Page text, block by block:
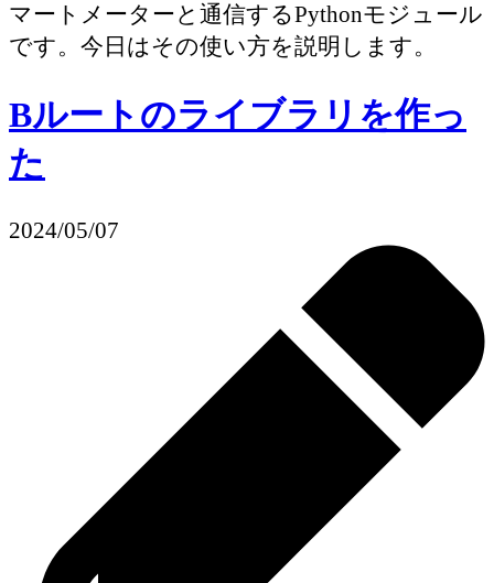
マートメーターと通信するPythonモジュール
です。今日はその使い方を説明します。
Bルートのライブラリを作っ
た
2024/05/07